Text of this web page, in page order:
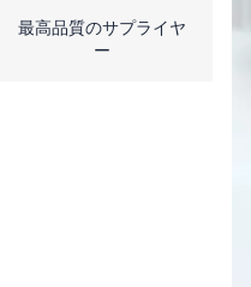
最高品質のサプライヤ
ー